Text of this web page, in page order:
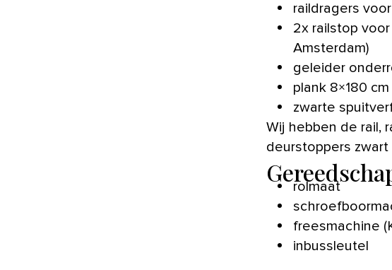
raildragers
2x railstop
Amsterdam)
geleider
plank 8×180
zwarte
Wij hebben de rail, raildragers, bevestigingsplaten en
deurstoppers
rolmaat
freesmachine
inbussleutel